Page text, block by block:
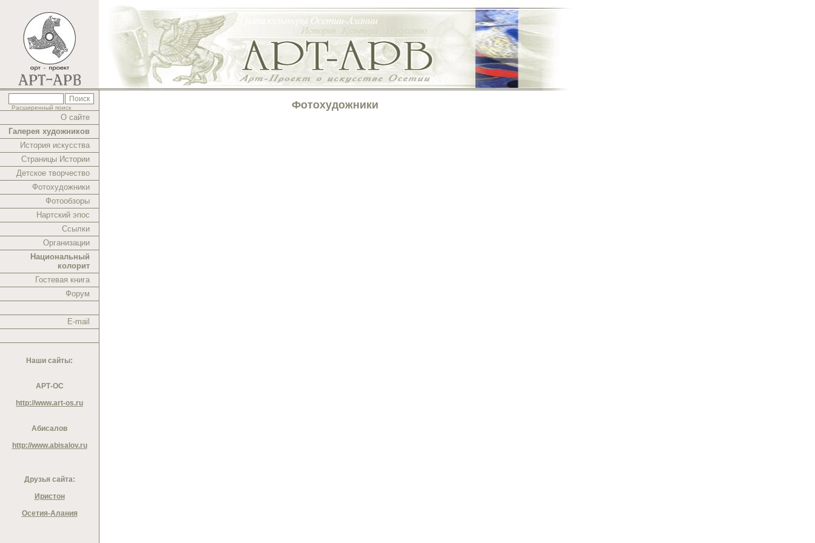
Расширенный поиск
О сайте
Галерея художников
История искусства
Страницы Истории
Детское творчество
Фотохудожники
Фотообзоры
Нартский эпос
Ссылки
Организации
Национальный
колорит
Гостевая книга
Форум
E-mail
Наши сайты:
АРТ-ОС
http://www.art-os.ru
Абисалов
http://www.abisalov.ru
Друзья сайта:
Иристон
Осетия-Алания
Фотохудожники